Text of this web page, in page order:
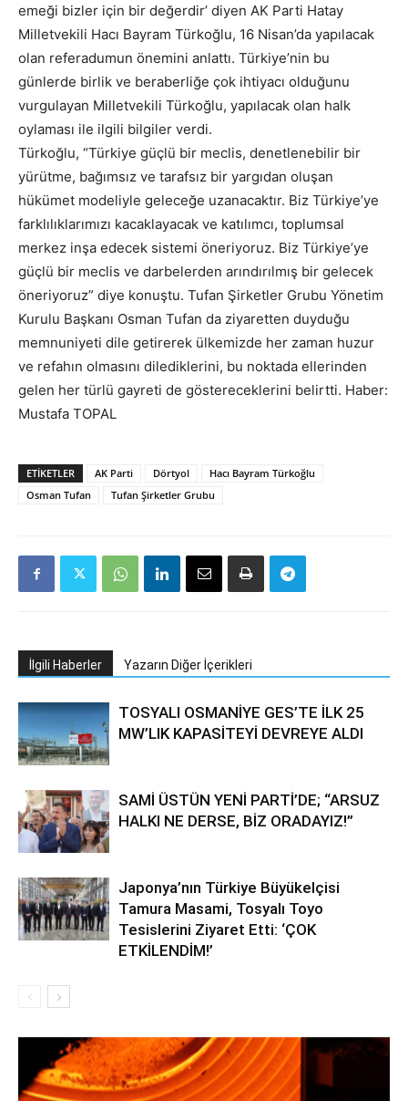
emeği bizler için bir değerdir’ diyen AK Parti Hatay
Milletvekili Hacı Bayram Türkoğlu, 16 Nisan’da yapılacak
olan referadumun önemini anlattı. Türkiye’nin bu
günlerde birlik ve beraberliğe çok ihtiyacı olduğunu
vurgulayan Milletvekili Türkoğlu, yapılacak olan halk
oylaması ile ilgili bilgiler verdi.
Türkoğlu, “Türkiye güçlü bir meclis, denetlenebilir bir
yürütme, bağımsız ve tarafsız bir yargıdan oluşan
hükümet modeliyle geleceğe uzanacaktır. Biz Türkiye’ye
farklılıklarımızı kacaklayacak ve katılımcı, toplumsal
merkez inşa edecek sistemi öneriyoruz. Biz Türkiye’ye
güçlü bir meclis ve darbelerden arındırılmış bir gelecek
öneriyoruz” diye konuştu. Tufan Şirketler Grubu Yönetim
Kurulu Başkanı Osman Tufan da ziyaretten duyduğu
memnuniyeti dile getirerek ülkemizde her zaman huzur
ve refahın olmasını dilediklerini, bu noktada ellerinden
gelen her türlü gayreti de göstereceklerini belirtti. Haber:
Mustafa TOPAL
ETIKETLER AK Parti Dörtyol
Hacı Bayram Türkoğlu
Osman Tufan
Tufan Şirketler Grubu
İlgili Haberler Yazarın Diğer İçerikleri
TOSYALI OSMANİYE GES’TE İLK 25
MW’LIK KAPASİTEYİ DEVREYE ALDI
SAMİ ÜSTÜN YENİ PARTİ’DE; “ARSUZ
HALKI NE DERSE, BİZ ORADAYIZ!”
Japonya’nın Türkiye Büyükelçisi
Tamura Masami, Tosyalı Toyo
Tesislerini Ziyaret Etti: ‘ÇOK
ETKİLENDİM!’